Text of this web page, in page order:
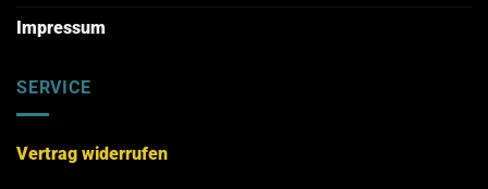
Impressum
SERVICE
Vertrag widerrufen